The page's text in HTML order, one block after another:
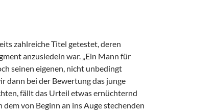
zahlreiche Titel getestet, deren
anzusiedeln war. „Ein Mann für
seinen eigenen, nicht unbedingt
dann bei der Bewertung das junge
fällt das Urteil etwas ernüchternd
dem von Beginn an ins Auge stechenden